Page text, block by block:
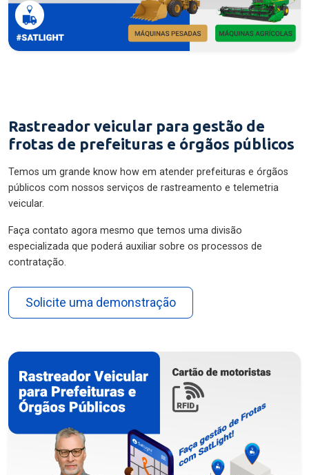
Rastreador veicular para gestão de
frotas de prefeituras e órgãos públicos
Temos um grande know how em atender prefeituras e órgãos
públicos com nossos serviços de rastreamento e telemetria
veicular.
Faça contato agora mesmo que temos uma divisão
especializada que poderá auxiliar sobre os processos de
contratação.
Solicite uma demonstração